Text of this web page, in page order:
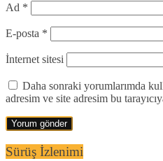
Ad *
E-posta *
İnternet sitesi
Daha sonraki yorumlarımda
adresim ve site adresim bu
Sürüş İzlenimi